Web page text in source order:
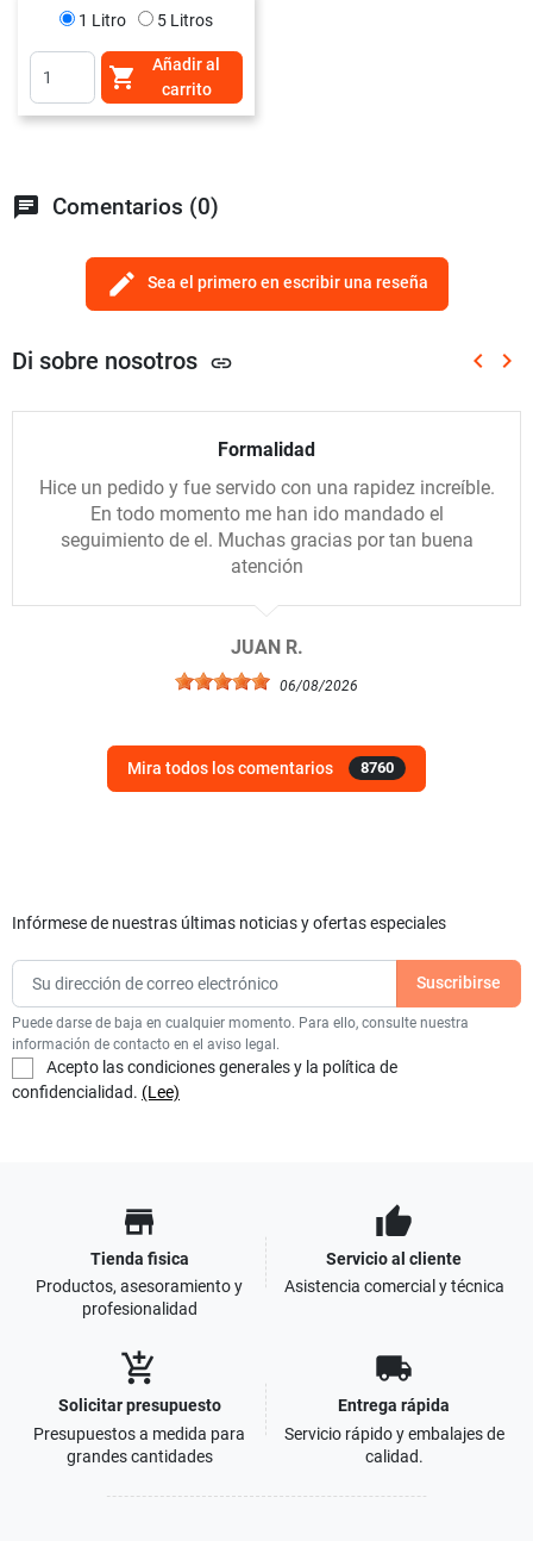
1 Litro 5 Litros

Añadir al
carrito
chat Comentarios (0)
edit Sea el primero en escribir una reseña
Di sobre nosotros link keyboard_arrow_left keyboard_arrow_right
Formalidad
Hice un pedido y fue servido con una rapidez increíble.
En todo momento me han ido mandado el
seguimiento de el. Muchas gracias por tan buena
atención
JUAN R.
06/08/2026
Mira todos los comentarios 8760
Infórmese de nuestras últimas noticias y ofertas especiales
Puede darse de baja en cualquier momento. Para ello, consulte nuestra
información de contacto en el aviso legal.
Acepto las condiciones generales y la política de
confidencialidad. (Lee)
store
Tienda fisica
Productos, asesoramiento y
profesionalidad
thumb_up
Servicio al cliente
Asistencia comercial y técnica
add_shopping_cart
Solicitar presupuesto
Presupuestos a medida para
grandes cantidades
local_shipping
Entrega rápida
Servicio rápido y embalajes de
calidad.